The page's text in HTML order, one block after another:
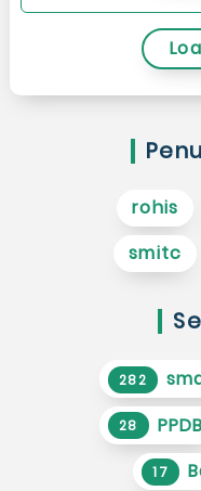
rohis
smitc
282
28 PPDB
17